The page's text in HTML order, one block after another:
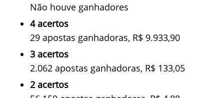
Não houve ganhadores
4 acertos
29 apostas ganhadoras, R$ 9.933,90
3 acertos
2.062 apostas ganhadoras, R$ 133,05
2 acertos